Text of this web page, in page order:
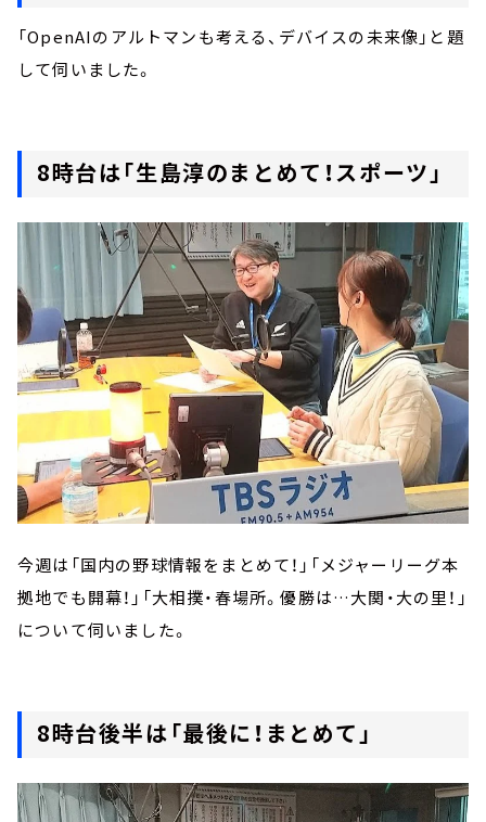
「OpenAIのアルトマンも考える、デバイスの未来像」と題
して伺いました。
8時台は「生島淳のまとめて！スポーツ」
今週は「国内の野球情報をまとめて！」「メジャーリーグ本
拠地でも開幕！」「大相撲・春場所。優勝は…大関・大の里！」
について伺いました。
8時台後半は「最後に！まとめて」